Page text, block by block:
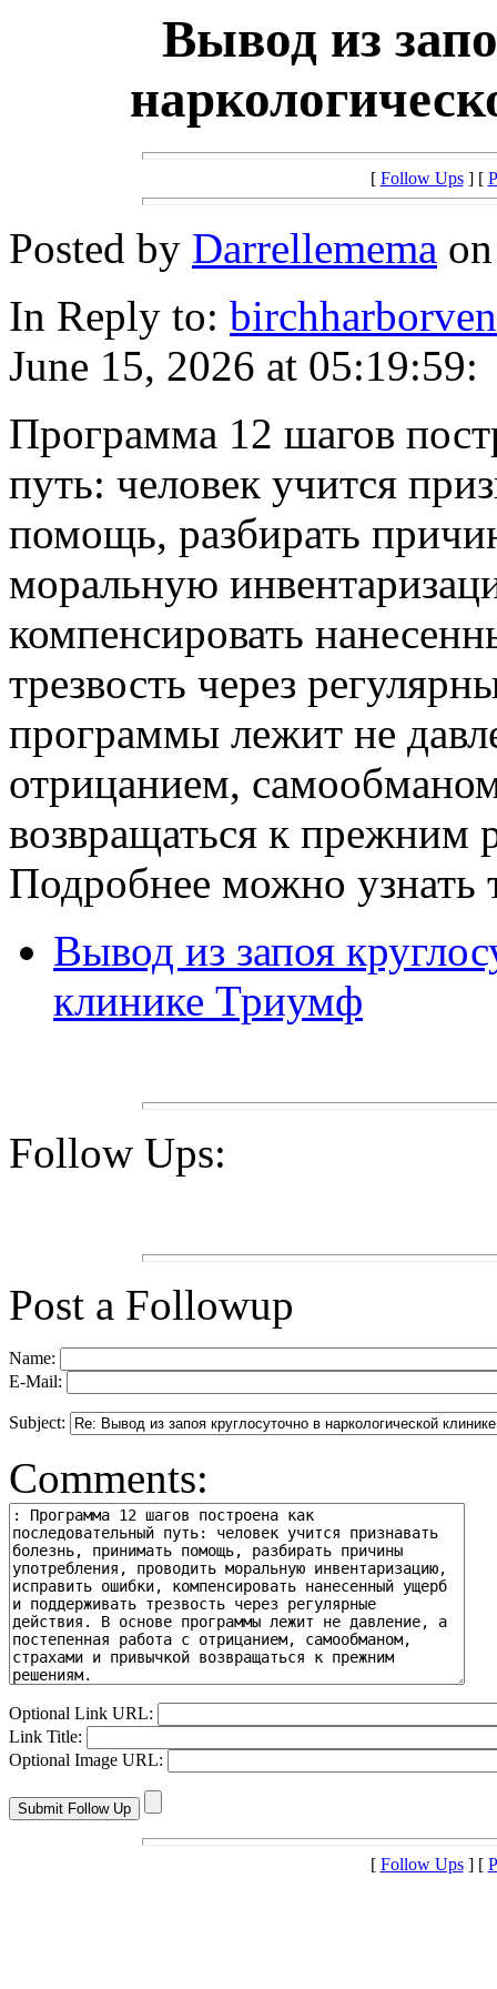
Вывод из
[ Follow Ups] [
Posted by Darrellemema
In Reply to:
June 15, 2026 at 05:19:59:
Программа 12 шагов
путь: человек учится
помощь, разбирать
моральную
компенсировать
трезвость через
программы лежит не
отрицанием,
возвращаться к прежним
Подробнее можно узнать
Вывод из запоя
клинике Триумф
Follow Ups:
Post a Followup
Name:
E-Mail:
Subject:
Comments:
Optional Link URL:
Link Title:
Optional Image URL:
[ Follow Ups] [